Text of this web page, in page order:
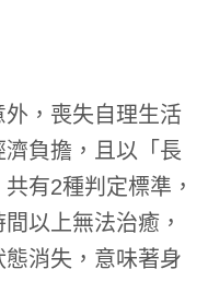
，喪失自理生活
負擔，且以「長
有2種判定標準，
以上無法治癒，
消失，意味著身